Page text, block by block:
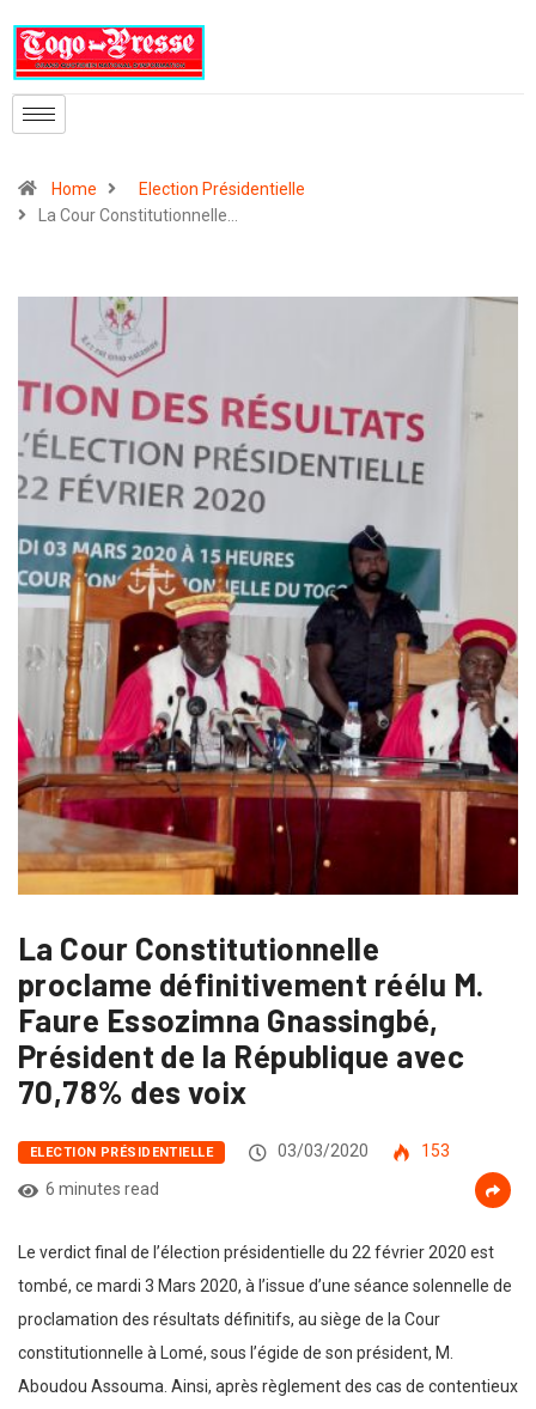
Home
Election Présidentielle
La Cour Constitutionnelle…
La Cour Constitutionnelle
proclame définitivement réélu M.
Faure Essozimna Gnassingbé,
Président de la République avec
70,78% des voix
ELECTION PRÉSIDENTIELLE 03/03/2020
153
6 minutes read
Le verdict final de l’élection présidentielle du 22 février 2020 est
tombé, ce mardi 3 Mars 2020, à l’issue d’une séance solennelle de
proclamation des résultats définitifs, au siège de la Cour
constitutionnelle à Lomé, sous l’égide de son président, M.
Aboudou Assouma. Ainsi, après règlement des cas de contentieux